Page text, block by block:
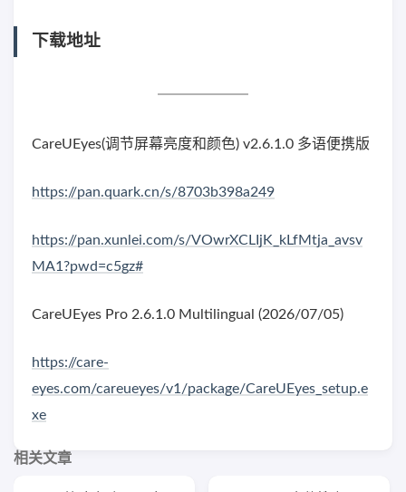
下载地址
CareUEyes(调节屏幕亮度和颜色) v2.6.1.0 多语便携版
https://pan.quark.cn/s/8703b398a249
https://pan.xunlei.com/s/VOwrXCLIjK_kLfMtja_avsv
MA1?pwd=c5gz#
CareUEyes Pro 2.6.1.0 Multilingual (2026/07/05)
https://care-
eyes.com/careueyes/v1/package/CareUEyes_setup.e
xe
相关文章